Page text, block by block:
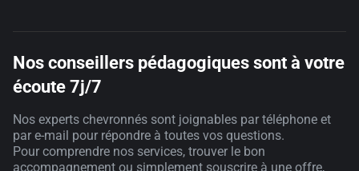
Nos conseillers pédagogiques sont à votre
écoute 7j/7
Nos experts chevronnés sont joignables par téléphone et
par e-mail pour répondre à toutes vos questions.
Pour comprendre nos services, trouver le bon
accompagnement ou simplement souscrire à une offre,